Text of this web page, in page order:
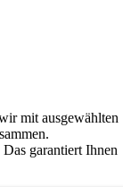
mit ausgewählten
garantiert Ihnen